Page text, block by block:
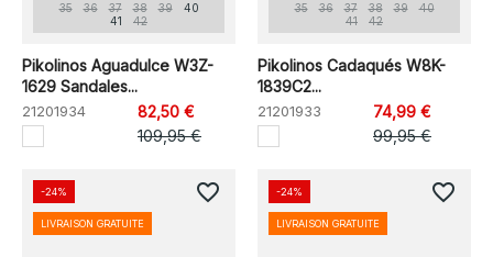
35
36 37 38 39
40
41
42
Pikolinos Aguadulce W3Z-
1629 Sandales...
21201934
82,50 €
109,95 €
35
36 37 38 39
40
41
42
Pikolinos Cadaqués W8K-
1839C2...
21201933
74,99 €
99,95 €
-24%
LIVRAISON GRATUITE
favorite_border -24%
LIVRAISON GRATUITE
favorite_border